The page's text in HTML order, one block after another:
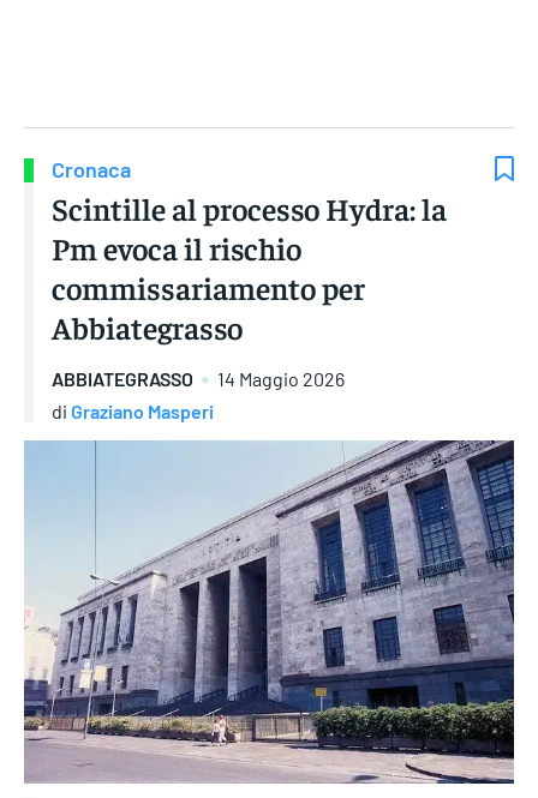
Cronaca
Scintille al processo Hydra: la
Pm evoca il rischio
commissariamento per
Abbiategrasso
ABBIATEGRASSO
14 Maggio 2026
di Graziano Masperi